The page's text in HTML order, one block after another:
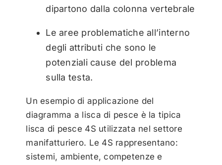
dipartono dalla colonna vertebrale
Le aree problematiche all’interno
degli attributi che sono le
potenziali cause del problema
sulla testa.
Un esempio di applicazione del
diagramma a lisca di pesce è la tipica
lisca di pesce 4S utilizzata nel settore
manifatturiero. Le 4S rappresentano:
sistemi, ambiente, competenze e